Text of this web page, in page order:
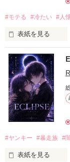
#モテる #冷たい #人
表紙を見る
「好きだったから
モテる人を好きに
だから私は、中学
もう会うことはな
高校生になって
他の女の子には冷
#ヤンキー #暴走族 #
表紙を見る